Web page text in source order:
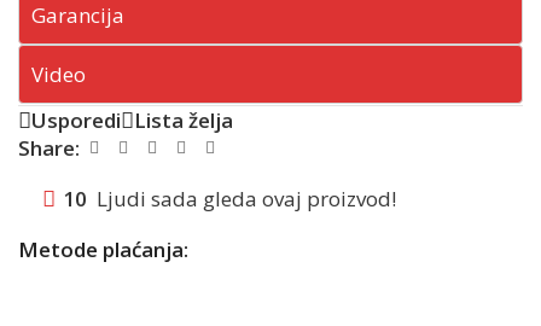
Garancija
Video
Usporedi
Lista želja
Share:
10 Ljudi sada gleda ovaj proizvod!
Metode plaćanja: